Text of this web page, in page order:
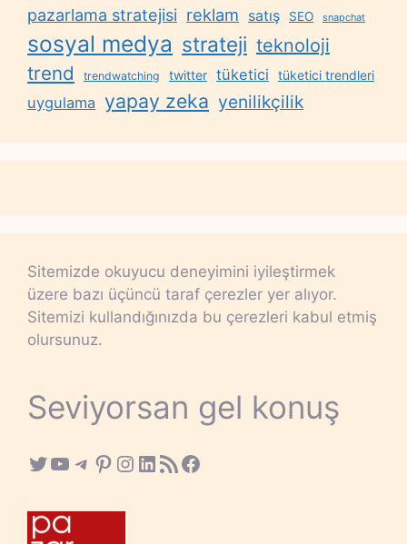
pazarlama stratejisi reklam satış SEO snapchat
sosyal medya strateji teknoloji
trend trendwatching twitter tüketici tüketici trendleri
uygulama yapay zeka yenilikçilik
Sitemizde okuyucu deneyimini iyileştirmek
üzere bazı üçüncü taraf çerezler yer alıyor.
Sitemizi kullandığınızda bu çerezleri kabul etmiş
olursunuz.
Seviyorsan gel konuş
Twitter
YouTube
Telegram
Pinterest
Instagram
LinkedIn
RSS FeedFacebook